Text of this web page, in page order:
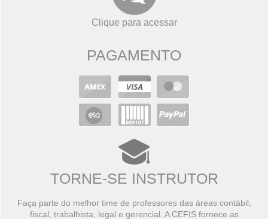
Clique para acessar
PAGAMENTO
TORNE-SE INSTRUTOR
Faça parte do melhor time de professores das áreas contábil,
fiscal, trabalhista, legal e gerencial. A CEFIS fornece as